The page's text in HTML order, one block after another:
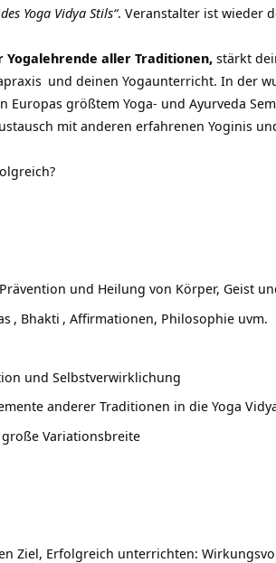
Yoga Vidya Stils“. Veranstalter ist wieder
Yogalehrende aller Traditionen, stärkt
und deinen Yogaunterricht. In der
Europas größtem Yoga- und Ayurveda
mit anderen erfahrenen Yoginis
und Heilung von Körper, Geist
, Bhakti , Affirmationen, Philosophie uvm.
und Selbstverwirklichung
anderer Traditionen in die Yoga
große Variationsbreite
Ziel, Erfolgreich unterrichten: